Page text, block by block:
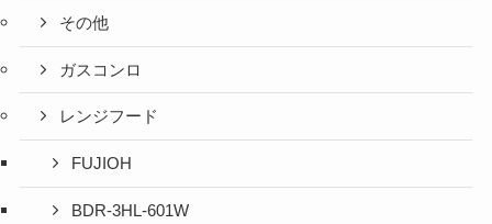
その他
ガスコンロ
レンジフード
FUJIOH
BDR-3HL-601W